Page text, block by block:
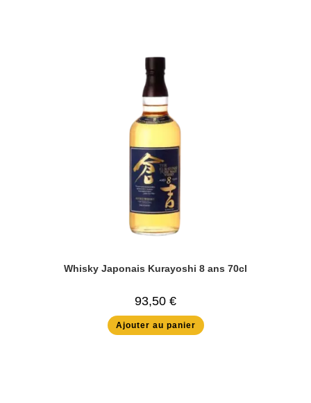
Whisky Japonais Kurayoshi 8 ans 70cl
93,50 €
Ajouter au panier